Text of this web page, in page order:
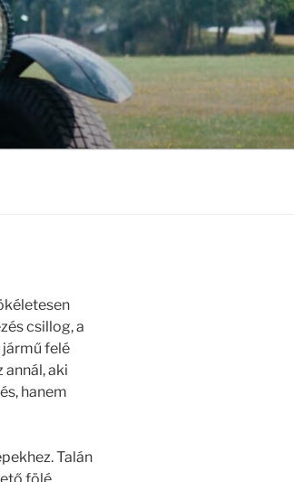
csillog, a
felé
aki
hanem
Talán